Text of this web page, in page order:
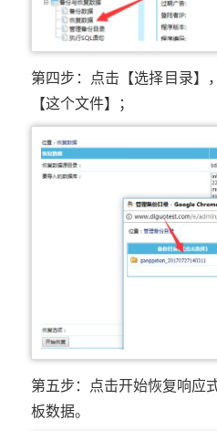
第四步：点击【选择目录】
【这个文件】；
第五步：点击开始恢复响应
板数据。